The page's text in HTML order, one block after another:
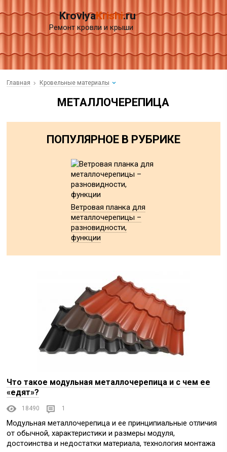
KrovlyaKrishi.ru
Ремонт кровли и крыши
Главная Кровельные материалы
МЕТАЛЛОЧЕРЕПИЦА
ПОПУЛЯРНОЕ В РУБРИКЕ
Ветровая планка для
металлочерепицы –
разновидности,
функции
Что такое модульная металлочерепица и с чем ее
«едят»?
18490 1
Модульная металлочерепица и ее принципиальные отличия
от обычной, характеристики и размеры модуля,
достоинства и недостатки материала, технология монтажа